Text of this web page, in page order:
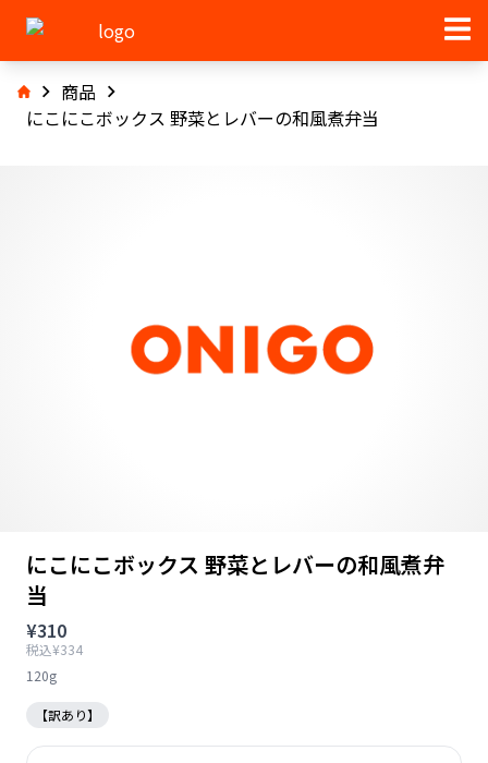
商品
にこにこボックス 野菜とレバーの和風煮弁当
にこにこボックス 野菜とレバーの和風煮弁
当
¥310
税込¥334
120g
【訳あり】